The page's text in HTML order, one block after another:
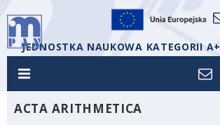
JEDNOSTKA NAUKOWA KATEGORII A+
ACTA ARITHMETICA